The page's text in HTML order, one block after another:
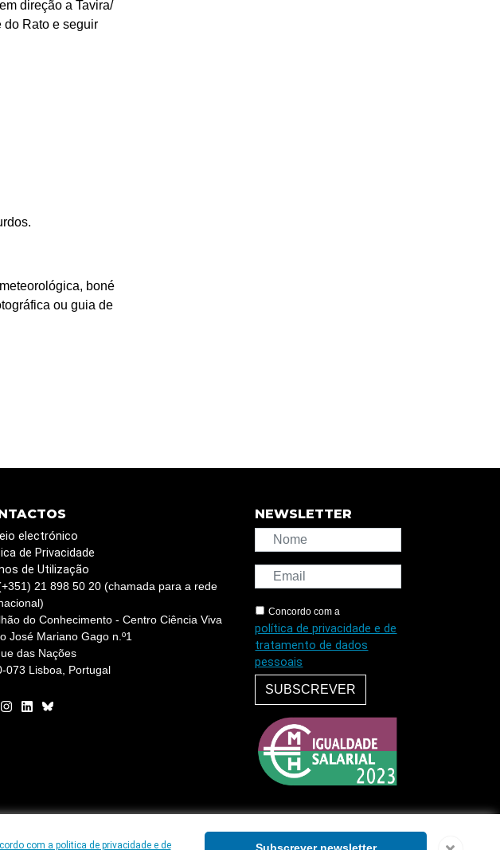
direção a Tavira/
do Rato e seguir
boné
ou guia de
electrónico
de Privacidade
de Utilização
21 898 50 20 (chamada para a rede
do Conhecimento - Centro Ciência Viva
José Mariano Gago n.º1
das Nações
073 Lisboa, Portugal
NEWSLETTER
Concordo com a
política de privacidade e de
tratamento de dados
pessoais
SUBSCREVER
com a politica de privacidade e de